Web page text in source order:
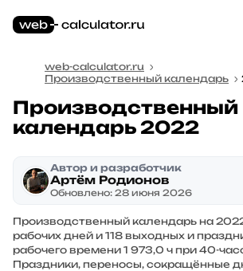
web-calculator.ru
Производственный календарь
Производственный
календарь 2022
Автор и разработчик
Артём Родионов
Обновлено: 28 июня 2026
Производственный календарь на
рабочих дней и 118 выходных и
рабочего времени 1 973,0 ч при 40-
Праздники, переносы, сокращённые